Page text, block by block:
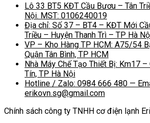
Lô 33 BT5 KĐT Cầu Bươu – Tân
Nội. MST: 0106240019
Địa chỉ: Số 37 – BT4 – KĐT Mới
Triều – Huyện Thanh Trì – TP Hà
VP – Kho Hàng TP HCM: A75/54
Quận Tân Bình, TP HCM
Nhà Máy Chế Tạo Thiết Bị: Km17 –
Tín, TP Hà Nội
Hotline / Zalo: 0984 666 480 —
erikovn.sg@gmail.com
Chính sách công ty TNHH cơ điện lạnh